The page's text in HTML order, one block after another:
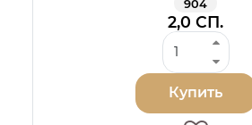
904
2,0 СП.
Купить